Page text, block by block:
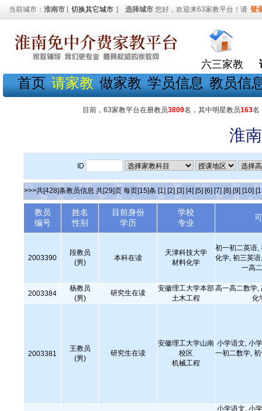
当前城市： 淮南市 [ 切换其它城市 ] 选择城市 您好，欢迎来63家教平台！请 登
六三家教
首页 请家教 做家教 学员信息 教员信
目前，63家教平台在册教员3809名，其中明星教员163名
淮
ID
>>>共[428]条教员信息 共[29]页 每页[15]条 [1] [2] [3] [4] [5] [6] [7] [8] [9] [10]
教员
编号
姓名
性别
目前身份
学历
学校
专业
2003390
段教员
(男)
本科在读
天津科技大学
材料化学
初一初二英语,
化学, 初三英
一高
2003384
杨教员
(男)
研究生在读
安徽理工大学本部
土木工程
高一高二数学,
化
2003381
王教员
(男)
研究生在读
安徽理工大学山南
校区
机械工程
小学语文, 小
一初二数学,
小学语文, 小